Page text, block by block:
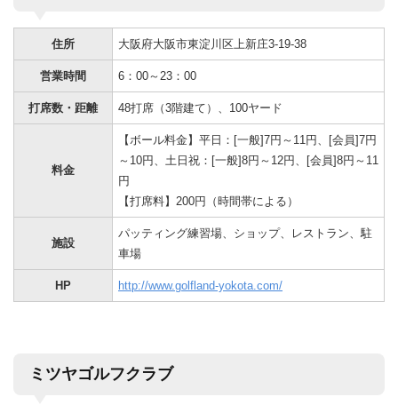
住所 大阪府大阪市東淀川区上新庄3-19-38
営業時間 6：00～23：00
打席数・距離 48打席（3階建て）、100ヤード
料金
【ボール料金】平日：[一般]7円～11円、[会員]7円
～10円、土日祝：[一般]8円～12円、[会員]8円～11
円
【打席料】200円（時間帯による）
施設
パッティング練習場、ショップ、レストラン、駐
車場
HP http://www.golfland-yokota.com/
ミツヤゴルフクラブ